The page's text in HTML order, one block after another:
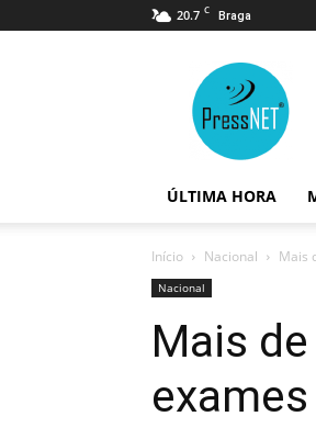
20.7 C Braga
ÚLTIMA HORA
Início Nacional Mais
Nacional
Mais